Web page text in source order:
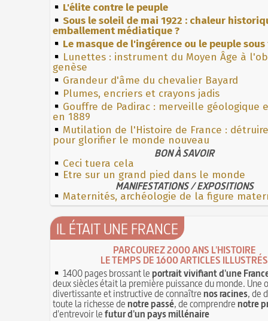
L'élite contre le peuple
Sous le soleil de mai 1922 : chaleur
emballement médiatique ?
Le masque de l'ingérence ou le peuple
Lunettes : instrument du Moyen Âge à
genèse
Grandeur d'âme du chevalier Bayard
Plumes, encriers et crayons jadis
Gouffre de Padirac : merveille géologique
en 1889
Mutilation de l'Histoire de France :
pour glorifier le monde nouveau
BON À SAVOIR
Ceci tuera cela
Etre sur un grand pied dans le monde
MANIFESTATIONS / EXPOSITIONS
Maternités, archéologie de la figure
IL ÉTAIT UNE FRANCE
PARCOUREZ 2000 ANS L'HISTOIRE
LE TEMPS DE 1600 ARTICLES ILLUSTRÉS
1400 pages brossant leportrait vivifiant d'une
deux siècles était la première puissance du monde. Une
divertissante et instructive de connaîtrenos racines, de
toute la richesse denotre passé, de comprendrenotre
d'entrevoir lefutur d'un pays millénaire